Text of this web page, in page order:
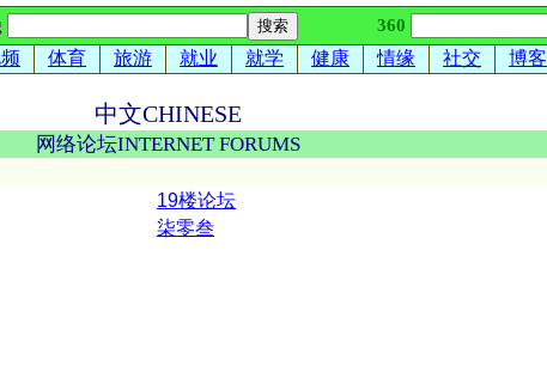
360
体育 旅游 就业 就学 健康 情缘 社交 博客
中文CHINESE
网络论坛INTERNET FORUMS
19楼论坛
柒零叁